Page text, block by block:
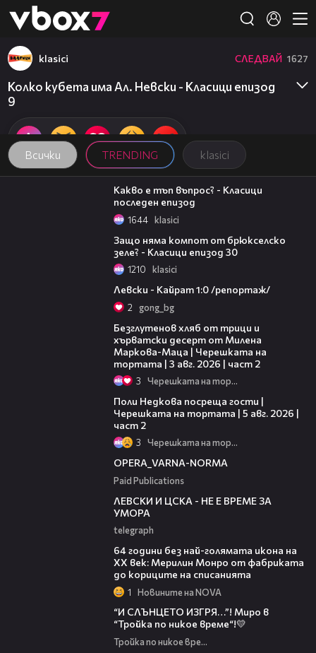
👾
Всички TRENDING klasici
klasici СЛЕДВАЙ 1627
Колко кубета има Ал. Невски - Класици епизод
9
03:44
Какво е тъп въпрос? - Класици
последен епизод
1644 klasici
Защо няма компот от брюкселско
зеле? - Класици епизод 30
1210 klasici
Левски - Кайрат 1:0 /репортаж/
2 gong_bg
Безглутенов хляб от трици и
хърватски десерт от Милена
Маркова-Маца | Черешката на
тортата | 3 авг. 2026 | част 2
3 Черешката на тортата
Поли Недкова посреща гости |
Черешката на тортата | 5 авг. 2026 |
част 2
3 Черешката на тортата
OPERA_VARNA-NORMA
Paid Publications
ЛЕВСКИ И ЦСКА - НЕ Е ВРЕМЕ ЗА
УМОРА
telegraph
64 години без най-голямата икона на
XX век: Мерилин Монро от фабриката
до кориците на списанията
1 Новините на NOVA
“И СЛЪНЦЕТО ИЗГРЯ…”! Миро в
“Тройка по никое време“!💛
Тройка по никое време